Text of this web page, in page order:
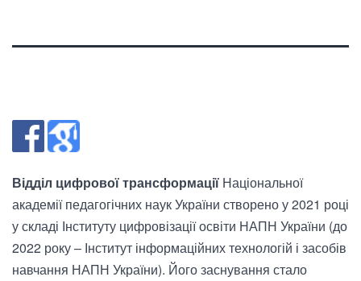
Відділ цифрової трансформації Національної
академії педагогічних наук України створено у 2021 році
у складі Інституту цифровізації освіти НАПН України (до
2022 року – Інститут інформаційних технологій і засобів
навчання НАПН України). Його заснування стало